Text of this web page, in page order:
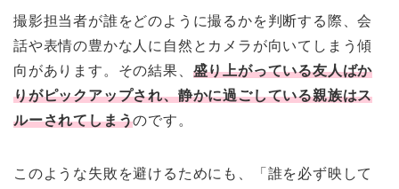
撮影担当者が誰をどのように撮るかを判断する際、会
話や表情の豊かな人に自然とカメラが向いてしまう傾
向があります。その結果、 盛り上がっている友人ばか
りがピックアップされ、静かに過ごしている親族はス
ルーされてしまうのです。
このような失敗を避けるためにも、「誰を必ず映して